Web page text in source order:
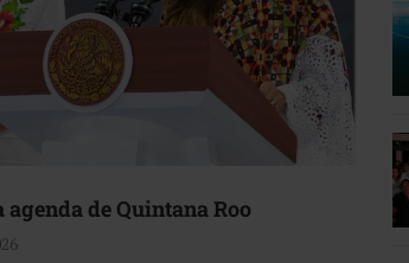
agenda de Quintana Roo